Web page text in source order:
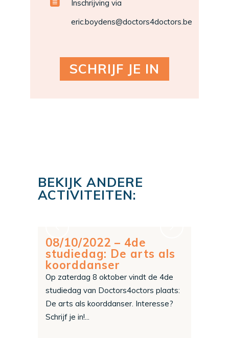
Inschrijving via
eric.boydens@doctors4doctors.be
SCHRIJF JE IN
BEKIJK ANDERE
ACTIVITEITEN:
08/10/2022 – 4de
studiedag: De arts als
koorddanser
Op zaterdag 8 oktober vindt de 4de
studiedag van Doctors4octors plaats:
De arts als koorddanser. Interesse?
Schrijf je in!...